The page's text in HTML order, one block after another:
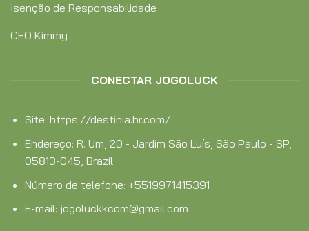
Isenção de Responsabilidade
CEO Kimmy
CONECTAR JOGOLUCK
Site: https://destinia.br.com/
Endereço: R. Um, 20 - Jardim São Luís, São Paulo - SP,
05813-045, Brazil
Número de telefone: +5519971415391
E-mail: jogoluckkcom@gmail.com